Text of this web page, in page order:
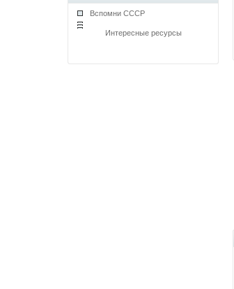
Вспомни СССР
Интересные ресурсы